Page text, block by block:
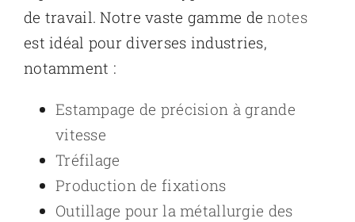
de travail. Notre vaste gamme denotes
est idéal pour diverses industries,
notamment :
Estampage de précision à grande
vitesse
Tréfilage
Production de fixations
Outillage pour la métallurgie des